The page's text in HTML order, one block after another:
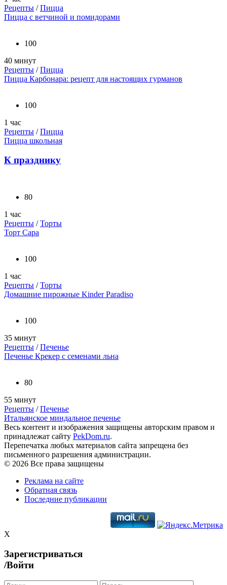
Рецепты /Пицца
Пицца с ветчиной и помидорами
100
40 минут
Рецепты /Пицца
Пицца Карбонара: рецепт для настоящих гурманов
100
1 час
Рецепты /Пицца
Пицца школьная
К празднику
80
1 час
Рецепты /Торты
Торт Сара
100
1 час
Рецепты /Торты
Домашние пирожные Kinder Paradiso
100
35 минут
Рецепты /Печенье
Печенье Крекер с семенами льна
80
55 минут
Рецепты /Печенье
Итальянское миндальное печенье
Весь контент и изображения защищены авторским правом и
принадлежат сайту PekDom.ru.
Перепечатка любых материалов сайта запрещена без
письменного разрешения администрации.
© 2026 Все права защищены
Реклама на сайте
Обратная связь
Последние публикации
X
Зарегистриваться
/Войти